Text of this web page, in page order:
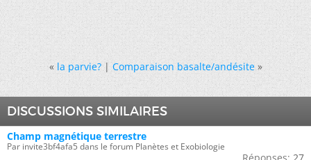
« la parvie?|Comparaison basalte/andésite »
DISCUSSIONS SIMILAIRES
Champ magnétique terrestre
Par invite3bf4afa5 dans le forum Planètes et Exobiologie